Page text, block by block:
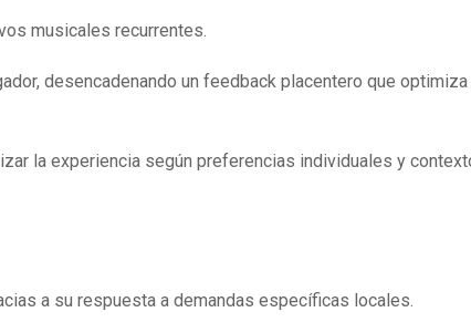
musicales recurrentes.
desencadenando un feedback placentero que optimiza
la experiencia según preferencias individuales y
a su respuesta a demandas específicas locales.